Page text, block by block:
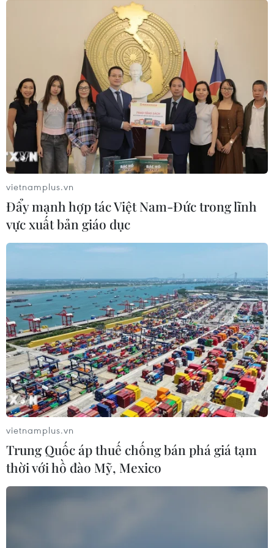
vietnamplus.vn
Đẩy mạnh hợp tác Việt Nam-Đức trong lĩnh
vực xuất bản giáo dục
vietnamplus.vn
Trung Quốc áp thuế chống bán phá giá tạm
thời với hồ đào Mỹ, Mexico